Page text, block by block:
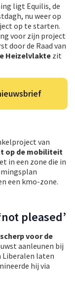
ligt Equilis, de
nu weer op
op te starten.
voor zijn project
door de Raad van
Heizelvlaktezit
van
op de mobiliteit
in een zone die in
een kmo-zone.
pleased’
scherp voor de
aanleunen bij
Liberalen laten
hij via